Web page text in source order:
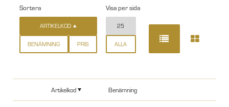
Sortera
ARTIKELKOD
BENÄMNING PRIS
Visa per sida
25
ALLA
Artikelkod Benämning